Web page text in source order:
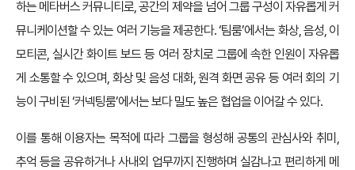
하는 메타버스 커뮤니티로, 공간의 제약을 넘어 그룹 구성이 자유롭게 커
뮤니케이션할 수 있는 여러 기능을 제공한다. ‘팀룸’에서는 화상, 음성, 이
모티콘, 실시간 화이트 보드 등 여러 장치로 그룹에 속한 인원이 자유롭
게 소통할 수 있으며, 화상 및 음성 대화, 원격 화면 공유 등 여러 회의 기
능이 구비된 ‘커넥팅룸’에서는 보다 밀도 높은 협업을 이어갈 수 있다.
이를 통해 이용자는 목적에 따라 그룹을 형성해 공통의 관심사와 취미,
추억 등을 공유하거나 사내외 업무까지 진행하며 실감나고 편리하게 메